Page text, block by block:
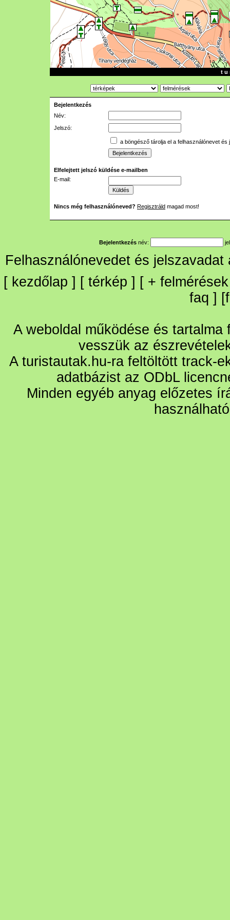
t u
Bejelentkezés
Név:
Jelszó:
a böngésző tárolja el a felhasználónevet és
Elfelejtett jelszó küldése e-mailben
E-mail:
Nincs még felhasználóneved? Regisztráld magad most!
Bejelentkezés név:
Felhasználónevedet és
[ kezdőlap ] [ térkép ] [ + felmérések
faq ] [
A weboldal működése és
vesszük az
A turistautak.hu-ra feltöltött track-
adatbázist az ODbL
Minden egyéb anyag előzetes